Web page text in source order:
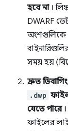
হবে না।
DWARF
অংশগুলিকে
সময় হয়
দ্রুত
.dwp
যেতে পারে
ফাইলের